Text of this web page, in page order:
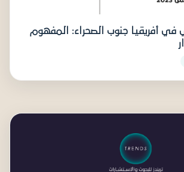
في أفريقيا جنوب الصحراء: المفهوم